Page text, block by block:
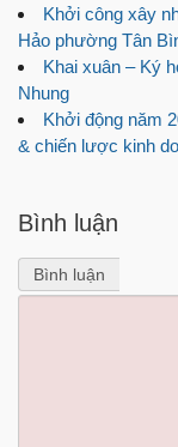
Khởi công xây
Hảo phường Tân
Khai xuân – Ký
Nhung
Khởi động năm
& chiến lược kinh
Bình luận
Bình luận